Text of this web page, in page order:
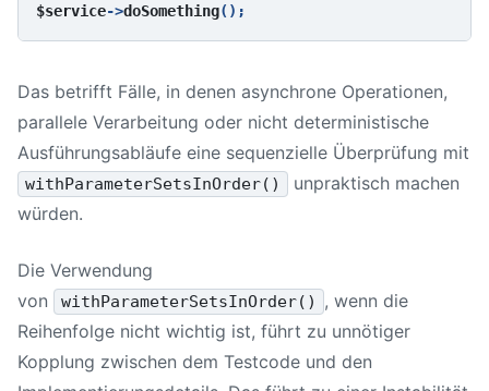
$service->doSomething
Das betrifft Fälle, in denen asynchrone Operationen,
parallele Verarbeitung oder nicht deterministische
Ausführungsabläufe eine sequenzielle Überprüfung mit
withParameterSetsInOrder()
unpraktisch machen
würden.
Die Verwendung
von
withParameterSetsInOrder()
, wenn die
Reihenfolge nicht wichtig ist, führt zu unnötiger
Kopplung zwischen dem Testcode und den